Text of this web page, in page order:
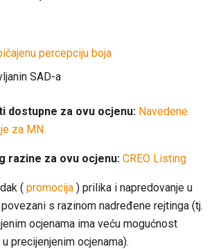
percepciju boja
SAD-a
dostupne za ovu ocjenu: Navedene
za MN
razine za ovu ocjenu: CREO Listing
( promocija ) prilika i napredovanje u
s razinom nadređene rejtinga (tj.
ocjenama ima veću mogućnost
precijenjenim ocjenama).